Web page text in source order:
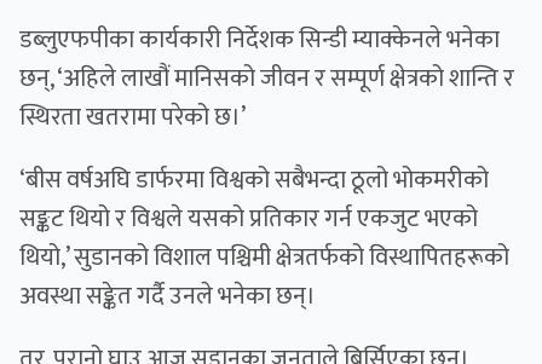
डब्लुएफपीका कार्यकारी निर्देशक सिन्डी म्याक्केनले भनेका
छन्, ‘अहिले लाखौं मानिसको जीवन र सम्पूर्ण क्षेत्रको शान्ति र
स्थिरता खतरामा परेको छ।’
‘बीस वर्षअघि डार्फरमा विश्वको सबैभन्दा ठूलो भोकमरीको
सङ्कट थियो र विश्वले यसको प्रतिकार गर्न एकजुट भएको
थियो,’ सुडानको विशाल पश्चिमी क्षेत्रतर्फको विस्थापितहरूको
अवस्था सङ्केत गर्दै उनले भनेका छन्।